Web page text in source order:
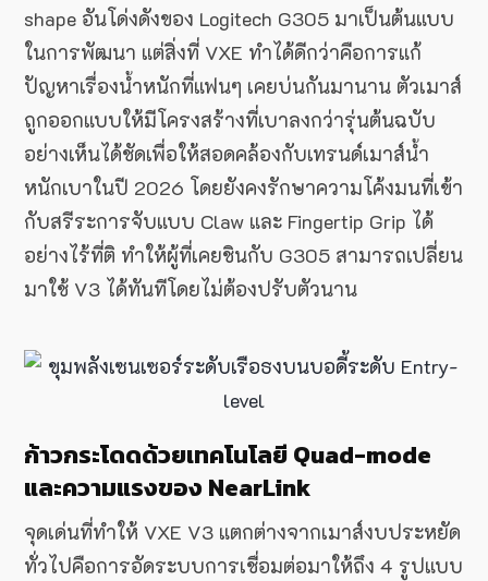
shape อันโด่งดังของ Logitech G305 มาเป็นต้นแบบ
ในการพัฒนา แต่สิ่งที่ VXE ทำได้ดีกว่าคือการแก้
ปัญหาเรื่องน้ำหนักที่แฟนๆ เคยบ่นกันมานาน ตัวเมาส์
ถูกออกแบบให้มีโครงสร้างที่เบาลงกว่ารุ่นต้นฉบับ
อย่างเห็นได้ชัดเพื่อให้สอดคล้องกับเทรนด์เมาส์น้ำ
หนักเบาในปี 2026 โดยยังคงรักษาความโค้งมนที่เข้า
กับสรีระการจับแบบ Claw และ Fingertip Grip ได้
อย่างไร้ที่ติ ทำให้ผู้ที่เคยชินกับ G305 สามารถเปลี่ยน
มาใช้ V3 ได้ทันทีโดยไม่ต้องปรับตัวนาน
ก้าวกระโดดด้วยเทคโนโลยี Quad-mode
และความแรงของ NearLink
จุดเด่นที่ทำให้ VXE V3 แตกต่างจากเมาส์งบประหยัด
ทั่วไปคือการอัดระบบการเชื่อมต่อมาให้ถึง 4 รูปแบบ